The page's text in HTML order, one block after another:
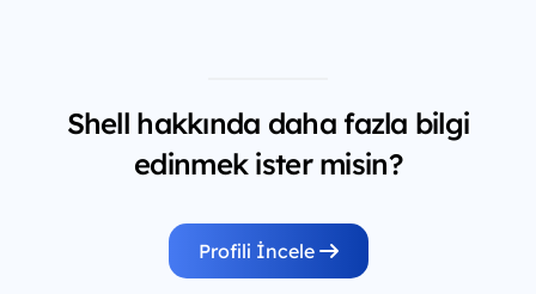
Shell hakkında daha fazla bilgi
edinmek ister misin?
Profili İncele